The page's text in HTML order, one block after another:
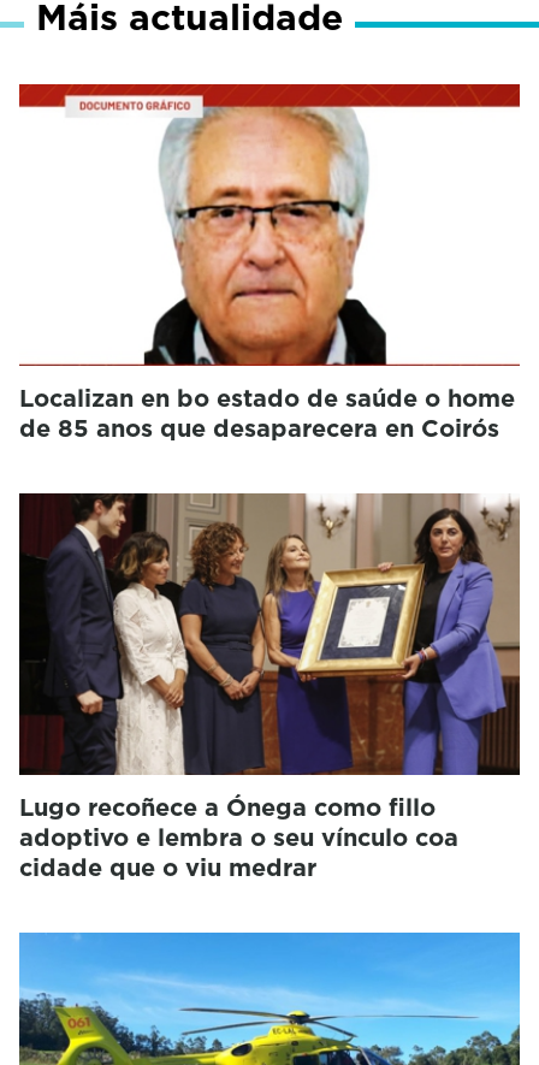
Máis actualidade
Localizan en bo estado de saúde o home
de 85 anos que desaparecera en Coirós
Lugo recoñece a Ónega como fillo
adoptivo e lembra o seu vínculo coa
cidade que o viu medrar